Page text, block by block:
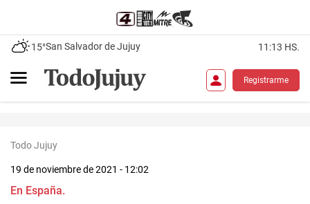
15°San Salvador de Jujuy 11:13 HS.
Registrarme
Todo Jujuy
19 de noviembre de 2021 - 12:02
En España.